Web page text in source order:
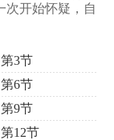
次开始怀疑，自
第3节
第6节
第9节
第12节